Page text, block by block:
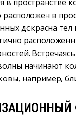
пространстве
расположен в
докрасна тел
начинают
например,